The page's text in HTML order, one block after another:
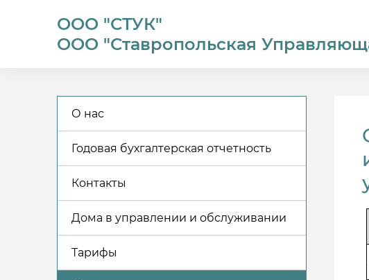
ООО "СТУК"
ООО "Ставропольская
О нас
Годовая бухгалтерская отчетность
Контакты
Дома в управлении и обслуживании
Тарифы